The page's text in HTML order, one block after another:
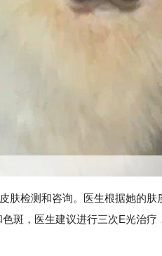
肤检测和咨询。医生根据她的
斑，医生建议进行三次E光治